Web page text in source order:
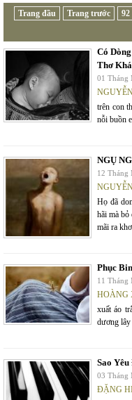
Trang đầu Trang trước 92
Có
Thơ
01 Tháng
trên con
nỗi buồn
NGỤ
12 Tháng
Họ đã
hãi mà bỏ
mãi ra
Phục
11 Tháng
HOÀNG
xuất áo
dương
Sao
03 Tháng
ĐẶNG